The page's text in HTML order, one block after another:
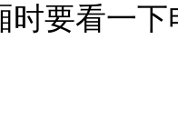
时要看一